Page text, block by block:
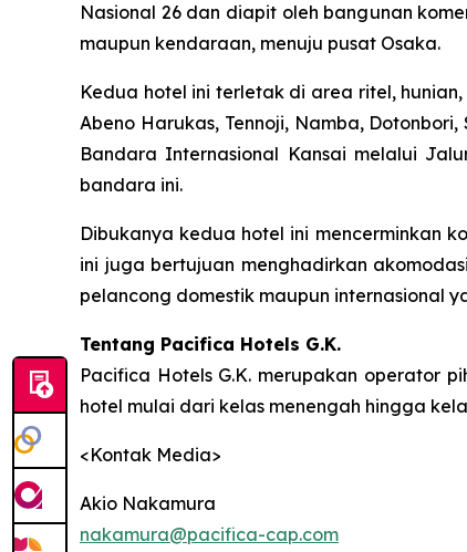
Nasional 26 dan diapit oleh bangunan
maupun kendaraan, menuju pusat Osaka.
Kedua hotel ini terletak di area ritel,
Abeno Harukas, Tennoji, Namba,
Bandara Internasional Kansai melalui
bandara ini.
Dibukanya kedua hotel ini mencerminkan
ini juga bertujuan menghadirkan
pelancong domestik maupun internasional
Tentang Pacifica Hotels G.K.
Pacifica Hotels G.K. merupakan operator
hotel mulai dari kelas menengah hingga
<Kontak Media>
Akio Nakamura
nakamura@pacifica-cap.com